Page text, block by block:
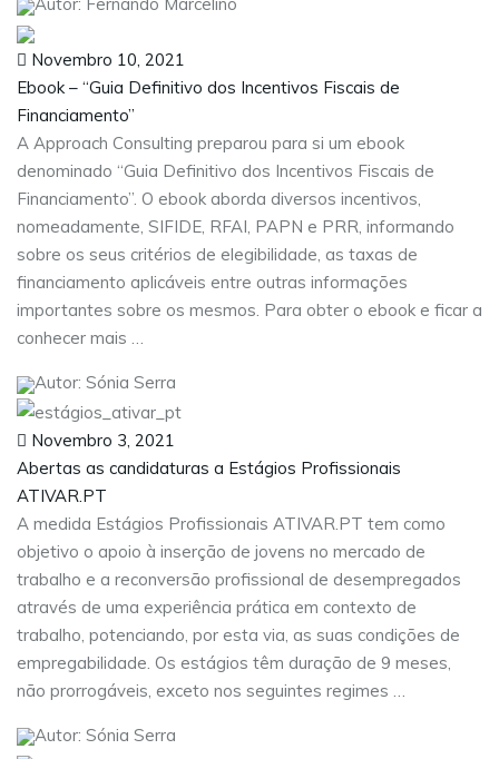
Autor: Fernando Marcelino
Novembro 10, 2021
Ebook – “Guia Definitivo dos Incentivos Fiscais de
Financiamento”
A Approach Consulting preparou para si um ebook
denominado “Guia Definitivo dos Incentivos Fiscais de
Financiamento”. O ebook aborda diversos incentivos,
nomeadamente, SIFIDE, RFAI, PAPN e PRR, informando
sobre os seus critérios de elegibilidade, as taxas de
financiamento aplicáveis entre outras informações
importantes sobre os mesmos. Para obter o ebook e ficar a
conhecer mais …
Autor: Sónia Serra
Novembro 3, 2021
Abertas as candidaturas a Estágios Profissionais
ATIVAR.PT
A medida Estágios Profissionais ATIVAR.PT tem como
objetivo o apoio à inserção de jovens no mercado de
trabalho e a reconversão profissional de desempregados
através de uma experiência prática em contexto de
trabalho, potenciando, por esta via, as suas condições de
empregabilidade. Os estágios têm duração de 9 meses,
não prorrogáveis, exceto nos seguintes regimes …
Autor: Sónia Serra